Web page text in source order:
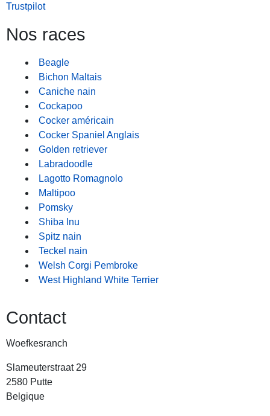
Trustpilot
Nos races
Beagle
Bichon Maltais
Caniche nain
Cockapoo
Cocker américain
Cocker Spaniel Anglais
Golden retriever
Labradoodle
Lagotto Romagnolo
Maltipoo
Pomsky
Shiba Inu
Spitz nain
Teckel nain
Welsh Corgi Pembroke
West Highland White Terrier
Contact
Woefkesranch
Slameuterstraat 29
2580 Putte
Belgique